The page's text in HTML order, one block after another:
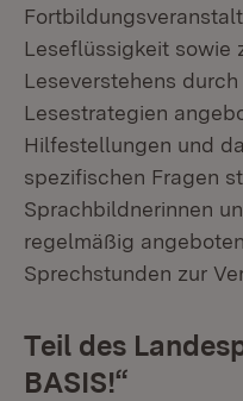
Leseflüssigkeit sowie
Leseverstehens
Lesestrategien
Hilfestellungen und
spezifischen Fragen
Sprachbildnerinnen
regelmäßig
Sprechstunden zur
Teil des
BASIS!“